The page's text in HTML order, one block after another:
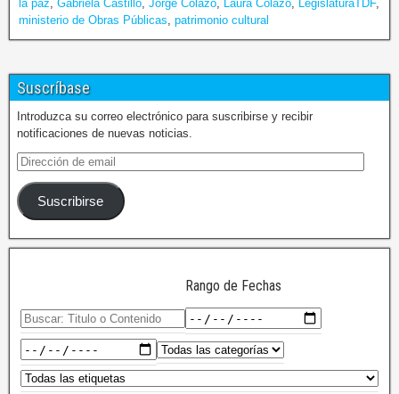
la paz Gabriela Castillo Jorge Colazo Laura Colazo LegislaturaTDF,
ministerio de Obras Públicas patrimonio cultural
Suscríbase
Introduzca su correo electrónico para suscribirse y recibir
notificaciones de nuevas noticias.
Suscribirse
Rango de Fechas